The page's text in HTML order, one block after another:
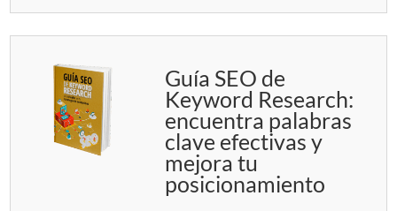
Guía SEO de
Keyword Research:
encuentra palabras
clave efectivas y
mejora tu
posicionamiento